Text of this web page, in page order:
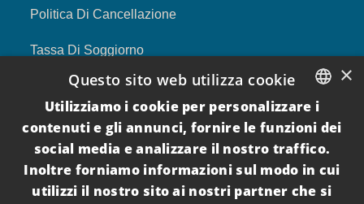
Politica Di Cancellazione
Tassa Di Soggiorno
Privacy Policy
Cookie Policy
Per I Proprietari
Seguici su
ENGLISH
×
Questo sito web utilizza cookie
Utilizziamo i cookie per personalizzare i
contenuti e gli annunci, fornire le funzioni dei
social media e analizzare il nostro traffico.
Inoltre forniamo informazioni sul modo in cui
utilizzi il nostro sito ai nostri partner che si